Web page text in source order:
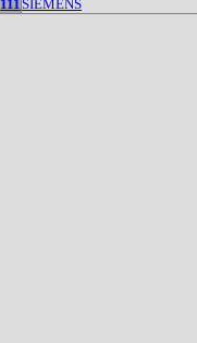
111SIEMENS